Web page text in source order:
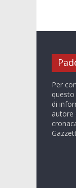
Per
questo
di
autore